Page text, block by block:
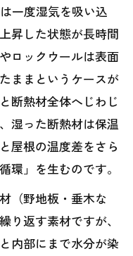
一度湿気を吸い込
昇した状態が長時間
ロックウールは表面
ままというケースが
断熱材全体へじわじ
湿った断熱材は保温
屋根の温度差をさら
環」を生むのです。
（野地板・垂木な
り返す素材ですが、
内部にまで水分が染